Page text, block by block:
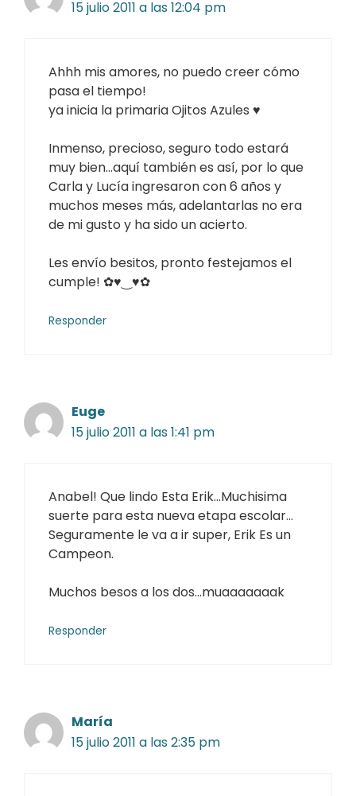
15 julio 2011 a las 12:04 pm
Ahhh mis amores, no puedo creer cómo
pasa el tiempo!
ya inicia la primaria Ojitos Azules ♥
Inmenso, precioso, seguro todo estará
muy bien…aquí también es así, por lo que
Carla y Lucía ingresaron con 6 años y
muchos meses más, adelantarlas no era
de mi gusto y ha sido un acierto.
Les envío besitos, pronto festejamos el
cumple! ✿♥‿♥✿
Responder
Euge
15 julio 2011 a las 1:41 pm
Anabel! Que lindo Esta Erik…Muchisima
suerte para esta nueva etapa escolar…
Seguramente le va a ir super, Erik Es un
Campeon.
Muchos besos a los dos…muaaaaaaak
Responder
María
15 julio 2011 a las 2:35 pm